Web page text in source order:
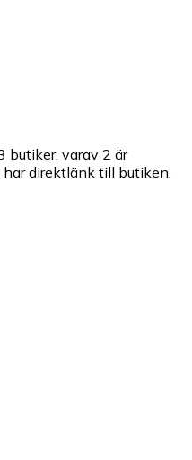
butiker, varav 2 är
direktlänk till butiken.